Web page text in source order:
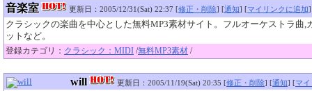
音楽室 更新日：2005/12/31(Sat) 22:37 [修正・削除] [通知] [マイリンクに追加]
クラシックの楽曲を中心とした無料MP3素材サイト。フルオーケストラ曲,
ットなど。
登録カテゴリ： クラシック：MIDI /無料MP3素材 /
will 更新日：2005/11/19(Sat) 20:35 [修正・削除] [通知] [マ